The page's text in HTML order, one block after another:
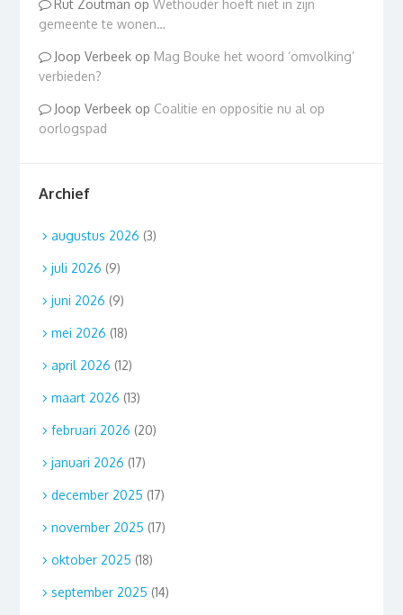
Rut Zoutman opWethouder hoeft niet in zijn
gemeente te wonen…
Joop Verbeek op Mag Bouke het woord ‘omvolking’
verbieden?
Joop Verbeek op Coalitie en oppositie nu al op
oorlogspad
Archief
augustus 2026 (3)
juli 2026 (9)
juni 2026 (9)
mei 2026 (18)
april 2026 (12)
maart 2026 (13)
februari 2026 (20)
januari 2026 (17)
december 2025 (17)
november 2025 (17)
oktober 2025 (18)
september 2025 (14)